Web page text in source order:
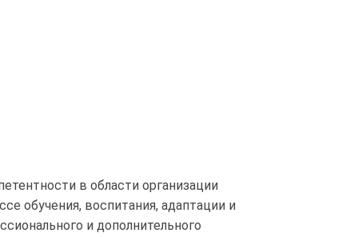
в области организации
обучения, воспитания, адаптации и
и дополнительного